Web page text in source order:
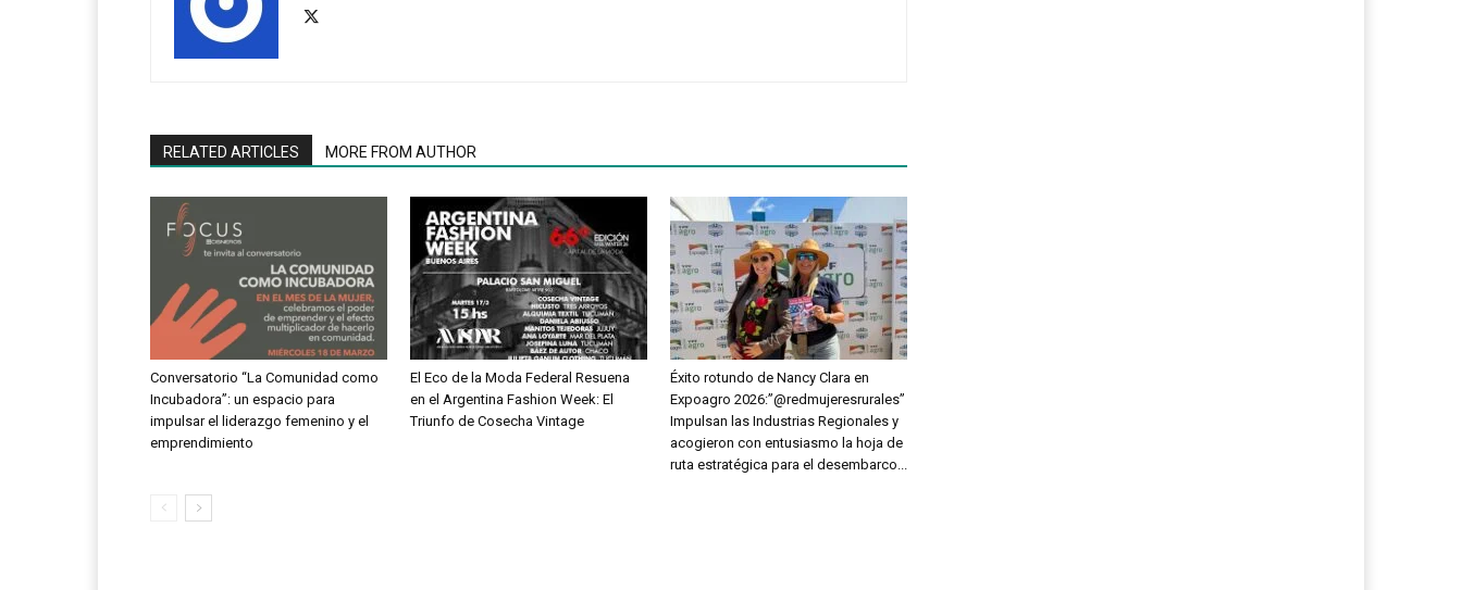
RELATED ARTICLES MORE FROM AUTHOR
Conversatorio “La Comunidad como
Incubadora”: un espacio para
impulsar el liderazgo femenino y el
emprendimiento
El Eco de la Moda Federal Resuena
en el Argentina Fashion Week: El
Triunfo de Cosecha Vintage
Éxito rotundo de Nancy Clara en
Expoagro 2026:”@redmujeresrurales”
Impulsan las Industrias Regionales y
acogieron con entusiasmo la hoja de
ruta estratégica para el desembarco...